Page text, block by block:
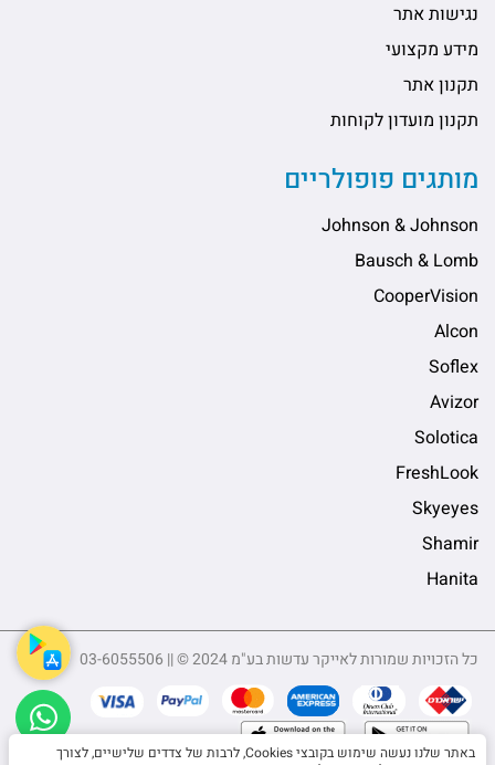
נגישות אתר
מידע מקצועי
תקנון אתר
תקנון מועדון לקוחות
מותגים פופולריים
Johnson & Johnson
Bausch & Lomb
CooperVision
Alcon
Soflex
Avizor
Solotica
FreshLook
Skyeyes
Shamir
Hanita
כל הזכויות שמורות לאייקר עדשות בע"מ 2024 © || 03-6055506
באתר שלנו נעשה שימוש בקובצי Cookies, לרבות של צדדים שלישיים, לצורך